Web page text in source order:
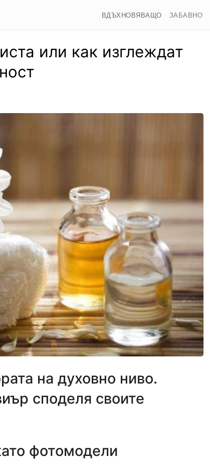
ВДЪХНОВЯВАЩО ЗАБАВНО
или как изглеждат
на духовно ниво.
споделя своите
фотомодели